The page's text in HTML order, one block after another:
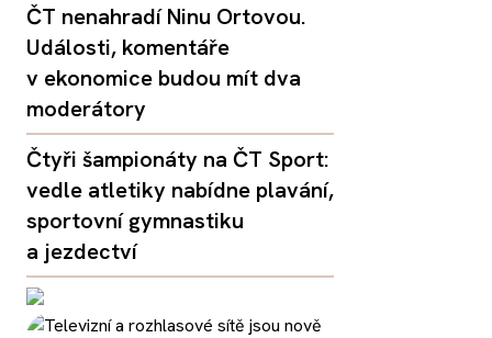
ČT nenahradí Ninu Ortovou.
Události, komentáře
v ekonomice budou mít dva
moderátory
Čtyři šampionáty na ČT Sport:
vedle atletiky nabídne plavání,
sportovní gymnastiku
a jezdectví